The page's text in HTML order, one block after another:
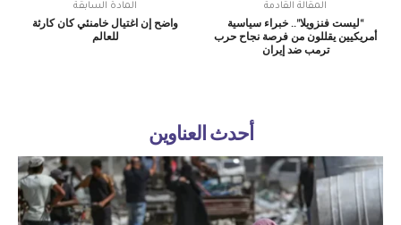
المادة السابقة
واضح إن اغتيال خامنئي كان كارثة
للعالم
المقالة القادمة
“ليست فنزويلا”.. خبراء سياسية
أمريكيين يقللون من فرصة نجاح حرب
ترمب ضد إيران
أحدث العناوين